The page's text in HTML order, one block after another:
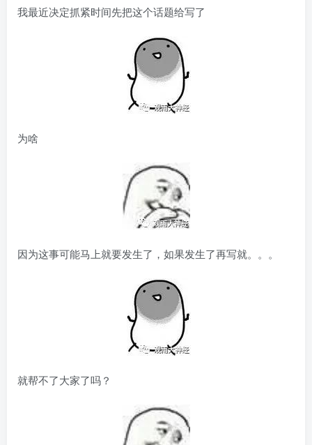
我最近决定抓紧时间先把这个话题给写了
为啥
因为这事可能马上就要发生了，如果发生了再写就。。。
就帮不了大家了吗？